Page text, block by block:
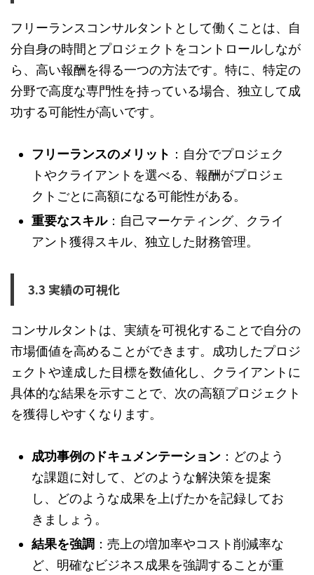
フリーランスコンサルタントとして働くことは、自
分自身の時間とプロジェクトをコントロールしなが
ら、高い報酬を得る一つの方法です。特に、特定の
分野で高度な専門性を持っている場合、独立して成
功する可能性が高いです。
フリーランスのメリット ：自分でプロジェク
トやクライアントを選べる、報酬がプロジェ
クトごとに高額になる可能性がある。
重要なスキル：自己マーケティング、クライ
アント獲得スキル、独立した財務管理。
3.3 実績の可視化
コンサルタントは、実績を可視化することで自分の
市場価値を高めることができます。成功したプロジ
ェクトや達成した目標を数値化し、クライアントに
具体的な結果を示すことで、次の高額プロジェクト
を獲得しやすくなります。
成功事例のドキュメンテーション ：どのよう
な課題に対して、どのような解決策を提案
し、どのような成果を上げたかを記録してお
きましょう。
結果を強調 ：売上の増加率やコスト削減率な
ど、明確なビジネス成果を強調することが重